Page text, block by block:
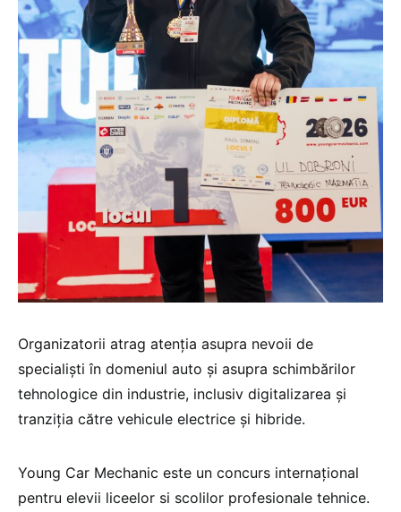
Organizatorii atrag atenția asupra nevoii de
specialiști în domeniul auto și asupra schimbărilor
tehnologice din industrie, inclusiv digitalizarea și
tranziția către vehicule electrice și hibride.
Young Car Mechanic este un concurs internațional
pentru elevii liceelor si scolilor profesionale ​​tehnice.